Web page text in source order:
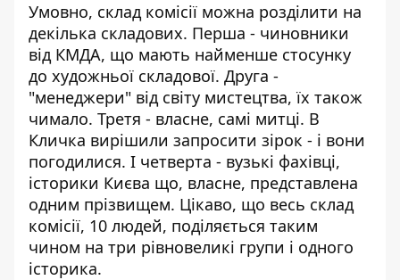
Умовно, склад комісії можна розділити на
декілька складових. Перша - чиновники
від КМДА, що мають найменше стосунку
до художньої складової. Друга -
"менеджери" від світу мистецтва, їх також
чимало. Третя - власне, самі митці. В
Кличка вирішили запросити зірок - і вони
погодилися. І четверта - вузькі фахівці,
історики Києва що, власне, представлена
одним прізвищем. Цікаво, що весь склад
комісії, 10 людей, поділяється таким
чином на три рівновеликі групи і одного
історика.